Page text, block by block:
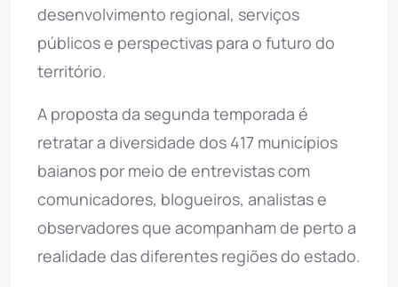
desenvolvimento regional, serviços
públicos e perspectivas para o futuro do
território.
A proposta da segunda temporada é
retratar a diversidade dos 417 municípios
baianos por meio de entrevistas com
comunicadores, blogueiros, analistas e
observadores que acompanham de perto a
realidade das diferentes regiões do estado.